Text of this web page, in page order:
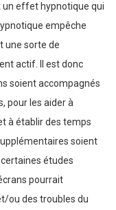
un effet hypnotique qui
empêche
une sorte de
actif. Il est donc
soient accompagnés
pour les aider à
à établir des temps
soient
études
pourrait
ou des troubles du